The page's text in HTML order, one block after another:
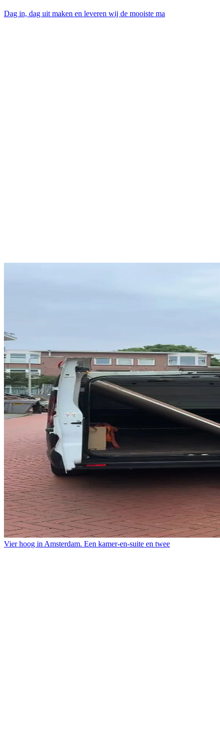
Dag in, dag uit maken en leveren wij de mooiste ma
Vier hoog in Amsterdam. Een kamer-en-suite en twee